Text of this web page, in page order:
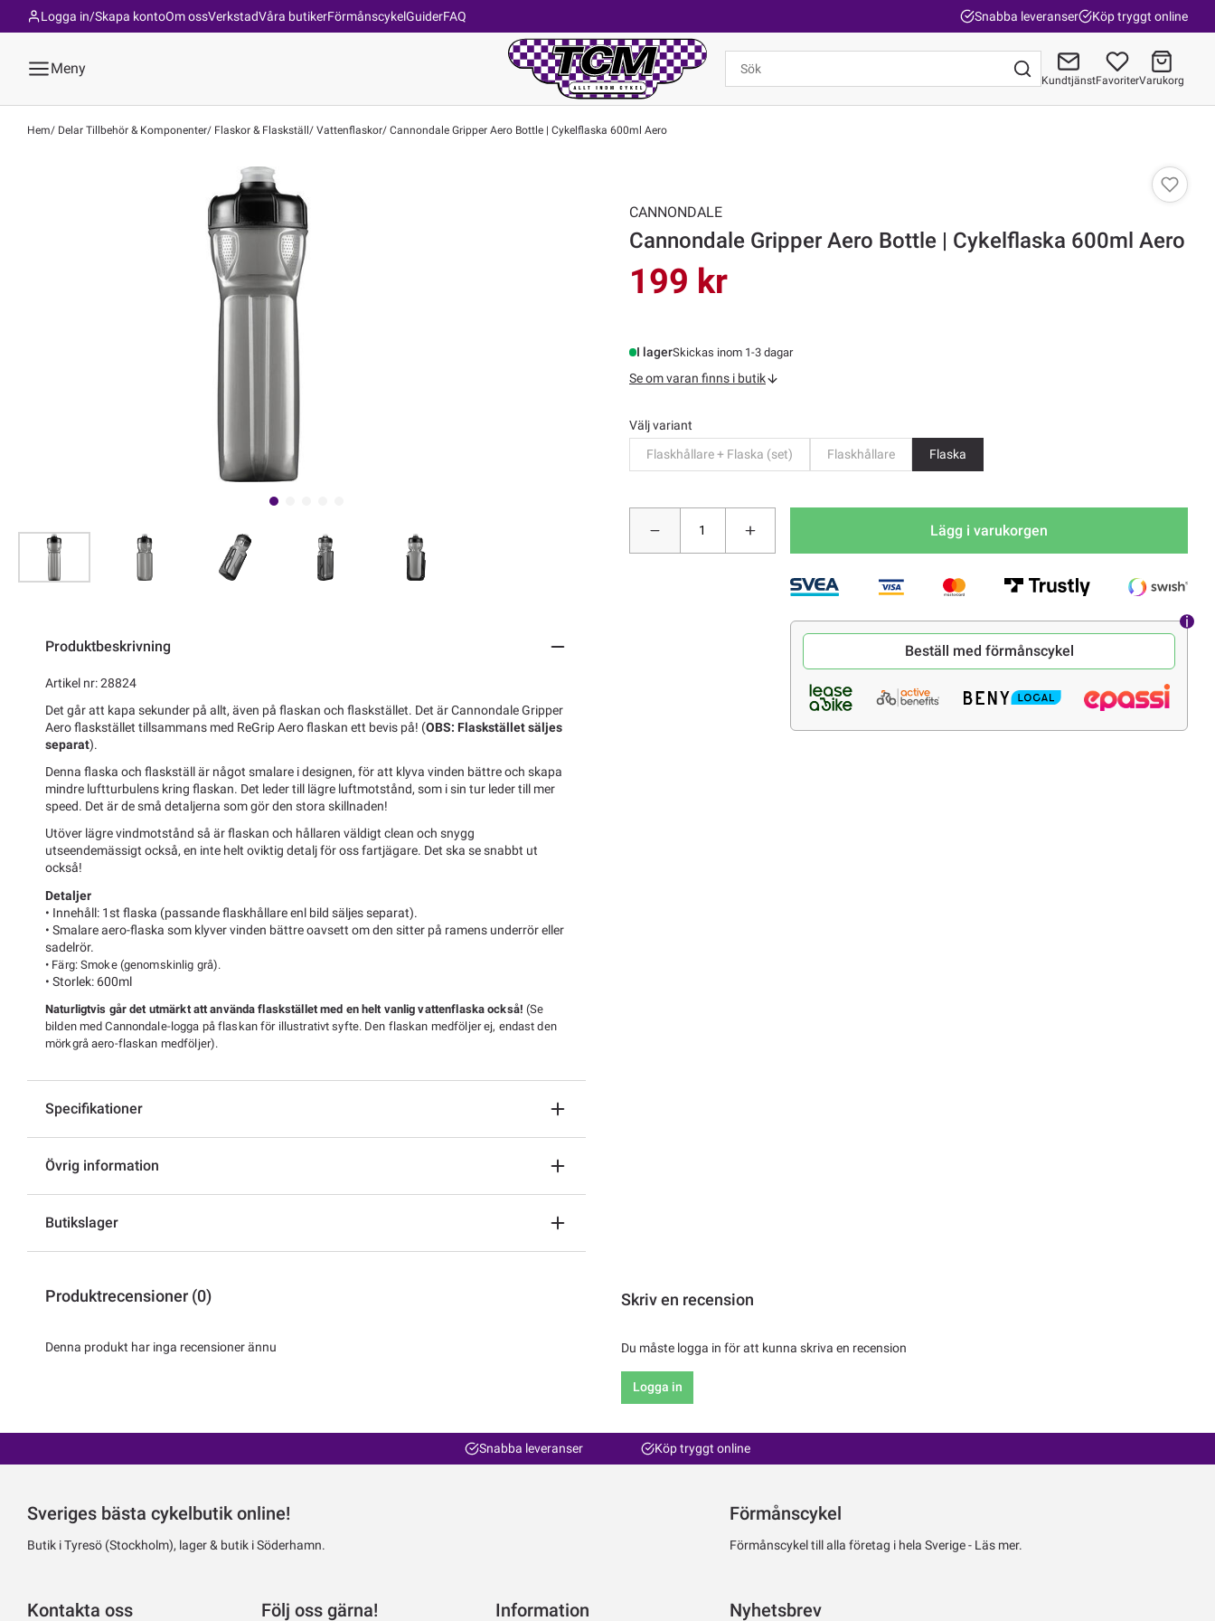
Om ossVerkstadVåra butikerFörmånscykelGuiderFAQ
Logga in/Skapa konto Snabba leveranser Köp tryggt online
Meny
KundtjänstFavoriterVarukorg
Hem Delar Tillbehör & Komponenter Flaskor & Flaskställ Vattenflaskor Cannondale Gripper Aero Bottle | Cykelflaska 600ml Aero
Produktbeskrivning
Artikel nr: 28824
Det går att kapa sekunder på allt, även på flaskan och flaskstället. Det är Cannondale Gripper
Aero flaskstället tillsammans med ReGrip Aero flaskan ett bevis på! (OBS: Flaskstället säljes
separat).
Denna flaska och flaskställ är något smalare i designen, för att klyva vinden bättre och skapa
mindre luftturbulens kring flaskan. Det leder till lägre luftmotstånd, som i sin tur leder till mer
speed. Det är de små detaljerna som gör den stora skillnaden!
Utöver lägre vindmotstånd så är flaskan och hållaren väldigt clean och snygg
utseendemässigt också, en inte helt oviktig detalj för oss fartjägare. Det ska se snabbt ut
också!
Detaljer
• Innehåll: 1st flaska (passande flaskhållare enl bild säljes separat).
• Smalare aero-flaska som klyver vinden bättre oavsett om den sitter på ramens underrör eller
sadelrör.
• Färg: Smoke (genomskinlig grå).
• Storlek: 600ml
Naturligtvis går det utmärkt att använda flaskstället med en helt vanlig vattenflaska också!(Se
bilden med Cannondale-logga på flaskan för illustrativt syfte. Den flaskan medföljer ej, endast den
mörkgrå aero-flaskan medföljer).
Specifikationer
Övrig information
Butikslager
CANNONDALE
Cannondale Gripper Aero Bottle | Cykelflaska 600ml Aero
199 kr
I lagerSkickas inom 1-3 dagar
Se om varan finns i butik
Välj variant
Flaskhållare + Flaska (set)
Flaskhållare Flaska
Lägg i varukorgen
Beställ med förmånscykel
Produktrecensioner (0)
Denna produkt har inga recensioner ännu
Skriv en recension
Du måste logga in för att kunna skriva en recension
Logga in
Snabba leveranser Köp tryggt online
Sveriges bästa cykelbutik online!
Butik i Tyresö (Stockholm), lager & butik i Söderhamn.
Förmånscykel
Förmånscykel till alla företag i hela Sverige - Läs mer.
Kontakta oss Följ oss gärna! Information Nyhetsbrev